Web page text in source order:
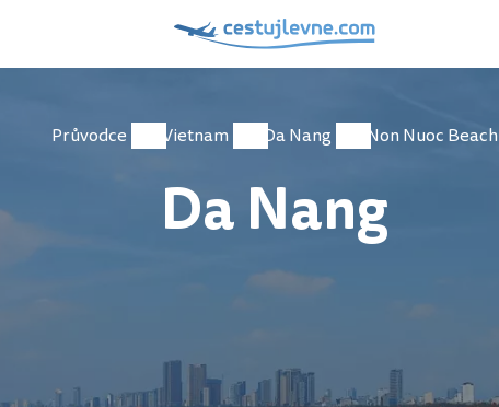
Průvodce Vietnam Da Nang Non Nuoc Beach
Da Nang